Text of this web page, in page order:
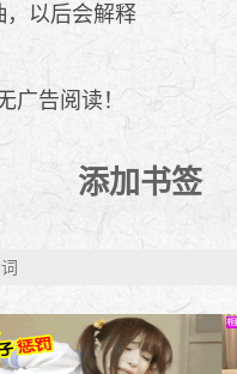
，以后会解释
广告阅读！
添加书签